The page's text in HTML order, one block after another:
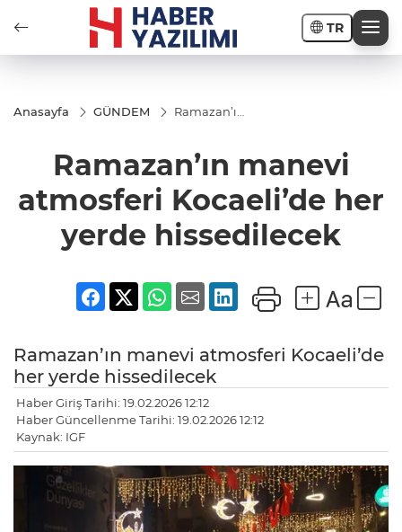
TR
Anasayfa GÜNDEM
Ramazan’ın
Kocaeli’de
her yerde
Ramazan’ın manevi
atmosferi Kocaeli’de her
yerde hissedilecek
Ramazan’ın manevi atmosferi Kocaeli’de
her yerde hissedilecek
Haber Giriş Tarihi: 19.02.2026 12:12
Haber Güncellenme Tarihi: 19.02.2026 12:12
Kaynak: IGF